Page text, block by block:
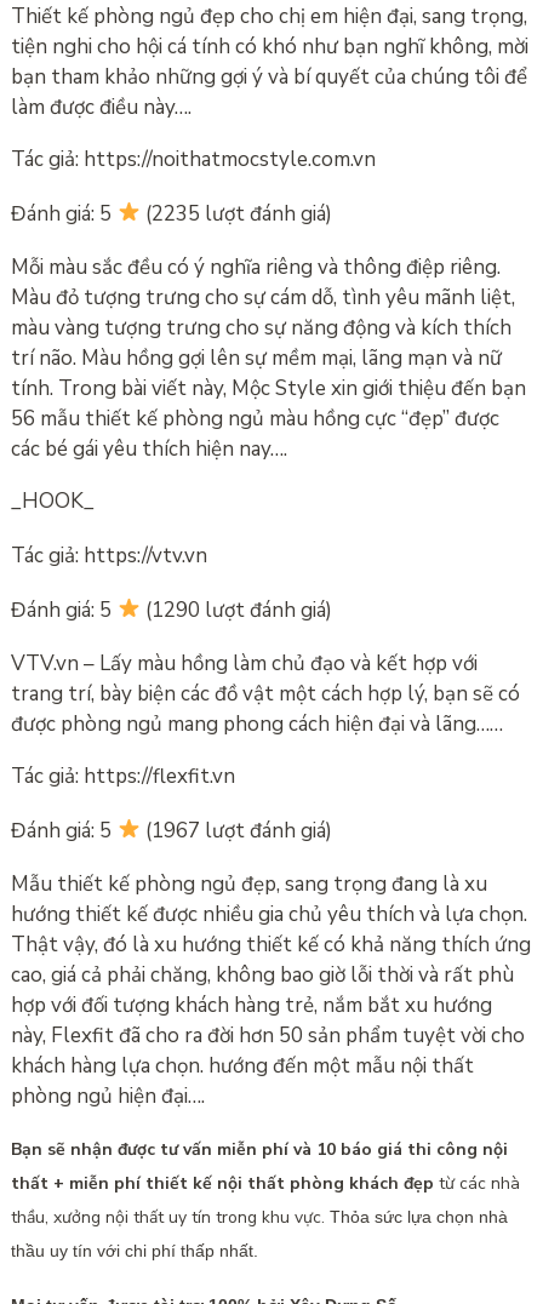
Thiết kế phòng ngủ đẹp cho chị em hiện đại, sang trọng,
tiện nghi cho hội cá tính có khó như bạn nghĩ không, mời
bạn tham khảo những gợi ý và bí quyết của chúng tôi để
làm được điều này….
Tác giả: https://noithatmocstyle.com.vn
Đánh giá: 5
(2235 lượt đánh giá)
Mỗi màu sắc đều có ý nghĩa riêng và thông điệp riêng.
Màu đỏ tượng trưng cho sự cám dỗ, tình yêu mãnh liệt,
màu vàng tượng trưng cho sự năng động và kích thích
trí não. Màu hồng gợi lên sự mềm mại, lãng mạn và nữ
tính. Trong bài viết này, Mộc Style xin giới thiệu đến bạn
56 mẫu thiết kế phòng ngủ màu hồng cực “đẹp” được
các bé gái yêu thích hiện nay….
_HOOK_
Tác giả: https://vtv.vn
Đánh giá: 5
(1290 lượt đánh giá)
VTV.vn – Lấy màu hồng làm chủ đạo và kết hợp với
trang trí, bày biện các đồ vật một cách hợp lý, bạn sẽ có
được phòng ngủ mang phong cách hiện đại và lãng……
Tác giả: https://flexfit.vn
Đánh giá: 5
(1967 lượt đánh giá)
Mẫu thiết kế phòng ngủ đẹp, sang trọng đang là xu
hướng thiết kế được nhiều gia chủ yêu thích và lựa chọn.
Thật vậy, đó là xu hướng thiết kế có khả năng thích ứng
cao, giá cả phải chăng, không bao giờ lỗi thời và rất phù
hợp với đối tượng khách hàng trẻ, nắm bắt xu hướng
này, Flexfit đã cho ra đời hơn 50 sản phẩm tuyệt vời cho
khách hàng lựa chọn. hướng đến một mẫu nội thất
phòng ngủ hiện đại….
Bạn sẽ nhận được tư vấn miễn phí và 10 báo giá thi công nội
thất + miễn phí thiết kế nội thất phòng khách đẹp từ các nhà
thầu, xưởng nội thất uy tín trong khu vực.Thỏa sức lựa chọn nhà
thầu uy tín với chi phí thấp nhất.